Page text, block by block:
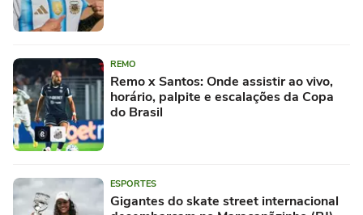
REMO
Remo x Santos: Onde assistir ao vivo,
horário, palpite e escalações da Copa
do Brasil
ESPORTES
Gigantes do skate street internacional